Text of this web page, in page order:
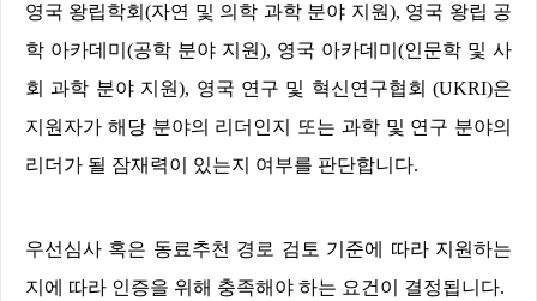
영국 왕립학회(자연 및 의학 과학 분야 지원), 영국 왕립 공
학 아카데미 (공학 분야 지원), 영국 아카데미 (인문학 및 사
회 과학 분야 지원), 영국 연구 및 혁신연구협회 (UKRI)은
지원자가 해당 분야의 리더인지 또는 과학 및 연구 분야의
리더가 될 잠재력이 있는지 여부를 판단합니다.
우선심사 혹은 동료추천 경로 검토 기준에 따라 지원하는
지에 따라 인증을 위해 충족해야 하는 요건이 결정됩니다.